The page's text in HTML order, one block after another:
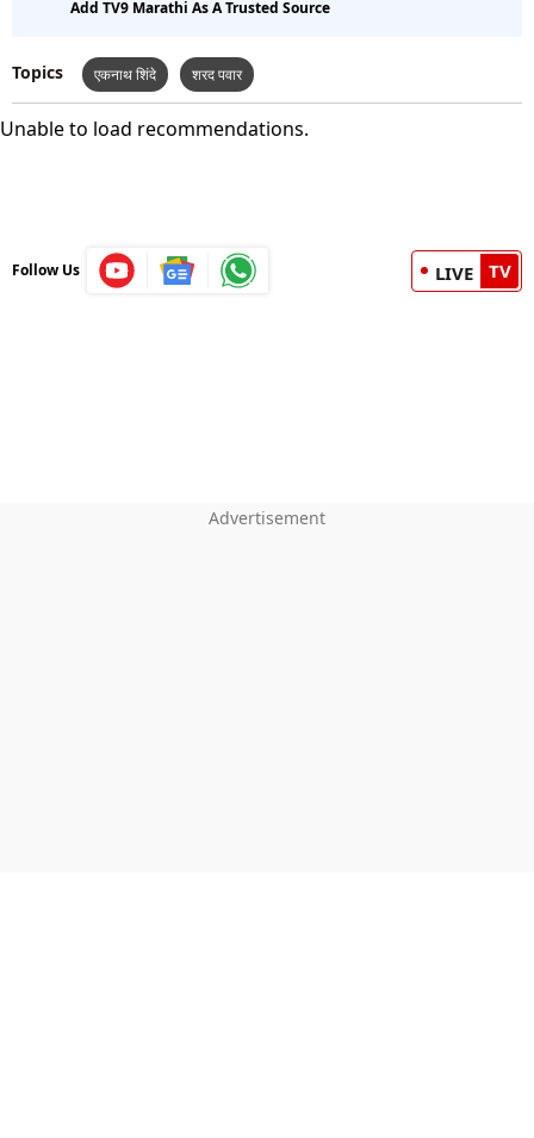
Add TV9 Marathi As A Trusted Source
Topics एकनाथ शिंदे शरद पवार
Unable to load recommendations.
Follow Us LIVE TV